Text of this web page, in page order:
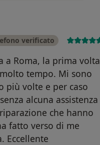
verificato
a Roma, la prima volta
tempo. Mi sono
più volte e per caso
alcuna assistenza
che hanno
fatto verso di me
Eccellente